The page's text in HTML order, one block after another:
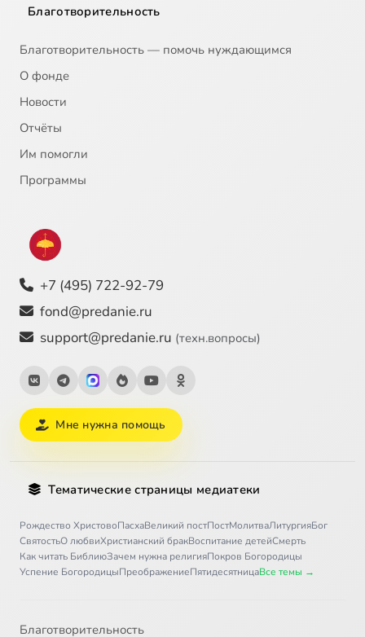
Благотворительность
Благотворительность — помочь нуждающимся
О фонде
Новости
Отчёты
Им помогли
Программы
+7 (495) 722-92-79
fond@predanie.ru
support@predanie.ru (техн.вопросы)
Мне нужна помощь
Тематические страницы медиатеки
Рождество ХристовоПасхаВеликий постПостМолитваЛитургияБог
СвятостьО любвиХристианский бракВоспитание детейСмерть
Как читать БиблиюЗачем нужна религияПокров Богородицы
Успение БогородицыПреображениеПятидесятницаВсе темы →
Благотворительность